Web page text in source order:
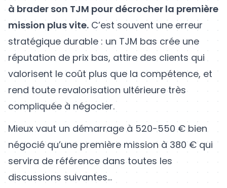
à brader son TJM pour décrocher la première
mission plus vite. C’est souvent une erreur
stratégique durable : un TJM bas crée une
réputation de prix bas, attire des clients qui
valorisent le coût plus que la compétence, et
rend toute revalorisation ultérieure très
compliquée à négocier.
Mieux vaut un démarrage à 520-550 € bien
négocié qu’une première mission à 380 € qui
servira de référence dans toutes les
discussions suivantes...